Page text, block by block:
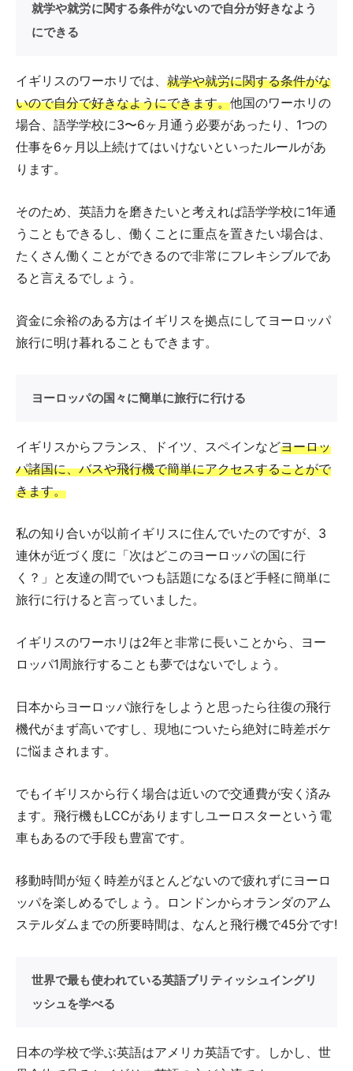
就学や就労に関する条件がないので自分が好きなよう
にできる
イギリスのワーホリでは、 就学や就労に関する条件がな
いので自分で好きなようにできます。他国のワーホリの
場合、語学学校に3〜6ヶ月通う必要があったり、1つの
仕事を6ヶ月以上続けてはいけないといったルールがあ
ります。
そのため、英語力を磨きたいと考えれば語学学校に1年通
うこともできるし、働くことに重点を置きたい場合は、
たくさん働くことができるので非常にフレキシブルであ
ると言えるでしょう。
資金に余裕のある方はイギリスを拠点にしてヨーロッパ
旅行に明け暮れることもできます。
ヨーロッパの国々に簡単に旅行に行ける
イギリスからフランス、ドイツ、スペインなどヨーロッ
パ諸国に、バスや飛行機で簡単にアクセスすることがで
きます。
私の知り合いが以前イギリスに住んでいたのですが、3
連休が近づく度に「次はどこのヨーロッパの国に行
く？」と友達の間でいつも話題になるほど手軽に簡単に
旅行に行けると言っていました。
イギリスのワーホリは2年と非常に長いことから、ヨー
ロッパ1周旅行することも夢ではないでしょう。
日本からヨーロッパ旅行をしようと思ったら往復の飛行
機代がまず高いですし、現地についたら絶対に時差ボケ
に悩まされます。
でもイギリスから行く場合は近いので交通費が安く済み
ます。飛行機もLCCがありますしユーロスターという電
車もあるので手段も豊富です。
移動時間が短く時差がほとんどないので疲れずにヨーロ
ッパを楽しめるでしょう。ロンドンからオランダのアム
ステルダムまでの所要時間は、なんと飛行機で45分です!
世界で最も使われている英語ブリティッシュイングリ
ッシュを学べる
日本の学校で学ぶ英語はアメリカ英語です。しかし、世